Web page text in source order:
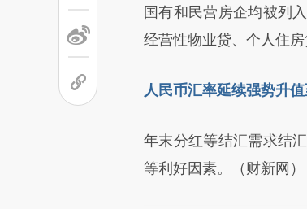
国有和民营房企均被列
经营性物业贷、个人住房
人民币汇率延续强势升
年末分红等结汇需求结
等利好因素。（财新网）